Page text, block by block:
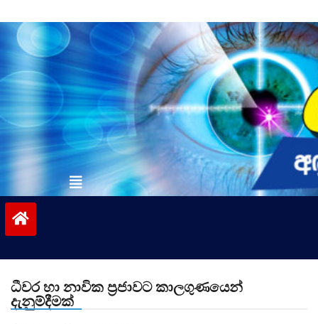
to
contentvinivida.lk
ධීවර හා නාවික ප්‍රජාවට කාලගුණයෙන්
දැනුම්දීමක්